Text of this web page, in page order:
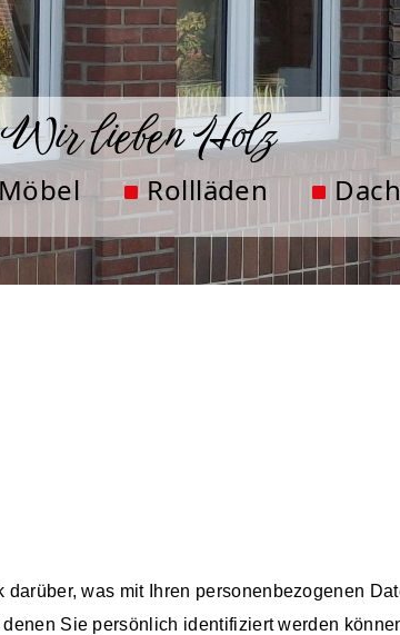
Wir lieben Holz
Möbel Rollläden
was mit Ihren personenbezogenen
Sie persönlich identifiziert werden